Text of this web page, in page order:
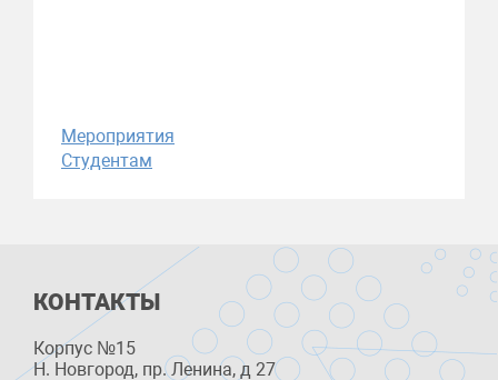
Мероприятия
Студентам
КОНТАКТЫ
Корпус №15
Н. Новгород, пр. Ленина, д 27